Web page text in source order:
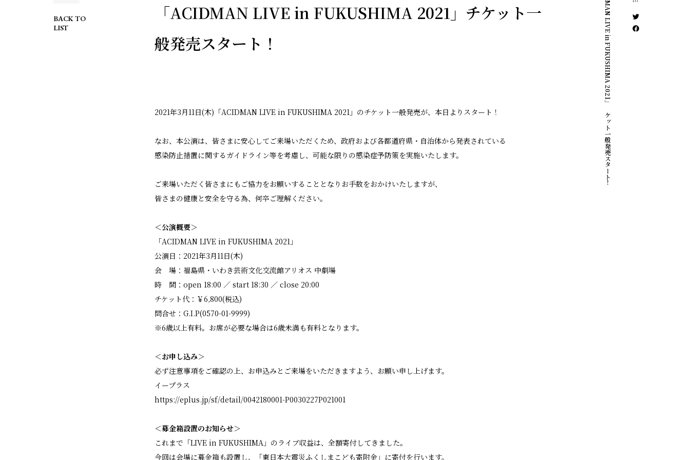
BACK TO
LIST
「ACIDMAN LIVE in FUKUSHIMA 2021」チケット一
般発売スタート！
2021年3月11日(木)「ACIDMAN LIVE in FUKUSHIMA 2021」のチケット一般発売が、本日よりスタート！
なお、本公演は、皆さまに安心してご来場いただくため、政府および各都道府県・自治体から発表されている
感染防止措置に関するガイドライン等を考慮し、可能な限りの感染症予防策を実施いたします。
ご来場いただく皆さまにもご協力をお願いすることとなりお手数をおかけいたしますが、
皆さまの健康と安全を守る為、何卒ご理解ください。
＜公演概要＞
「ACIDMAN LIVE in FUKUSHIMA 2021」
公演日：2021年3月11日(木)
会 場：福島県・いわき芸術文化交流館アリオス 中劇場
時 間：open 18:00 ／ start 18:30 ／ close 20:00
チケット代：￥6,800(税込)
問合せ：G.I.P(0570-01-9999)
※6歳以上有料。お席が必要な場合は6歳未満も有料となります。
＜お申し込み＞
必ず注意事項をご確認の上、お申込みとご来場をいただきますよう、お願い申し上げます。
イープラス
https://eplus.jp/sf/detail/0042180001-P0030227P021001
＜募金箱設置のお知らせ＞
これまで「LIVE in FUKUSHIMA」のライブ収益は、全額寄付してきました。
今回は会場に募金箱も設置し、「東日本大震災ふくしまこども寄附金」に寄付を行います。
「ACIDMAN LIVE in FUKUSHIMA 2021」チケット一般発売スタート！